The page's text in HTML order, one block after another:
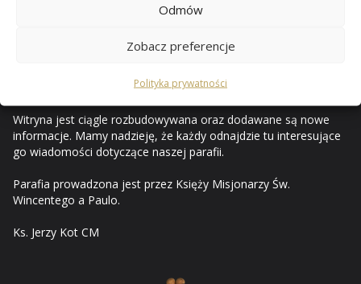
Odmów
Zobacz preferencje
Polityka prywatności
stronach internetowych życie naszej rodziny parafialnej. Za
pośrednictwem internetu prezentuję ważniejsze wydarzenia z
stały się parafialnym pamiętnikiem.
Witryna jest ciągle rozbudowywana oraz dodawane są nowe
informacje. Mamy nadzieję, że każdy odnajdzie tu interesujące
go wiadomości dotyczące naszej parafii.
Parafia prowadzona jest przez Księży Misjonarzy Św.
Wincentego a Paulo.
Ks. Jerzy Kot CM